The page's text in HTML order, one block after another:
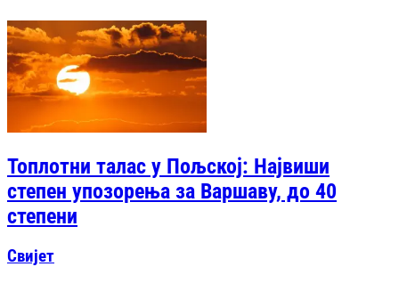
Топлотни талас у Пољској: Највиши
степен упозорења за Варшаву, до 40
степени
Свијет